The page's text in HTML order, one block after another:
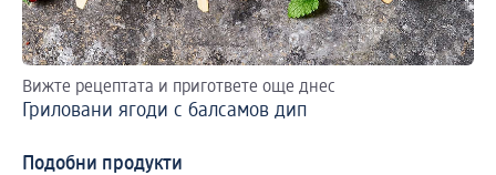
Вижте рецептата и пригответе още днес
Гриловани ягоди с балсамов дип
Подобни продукти